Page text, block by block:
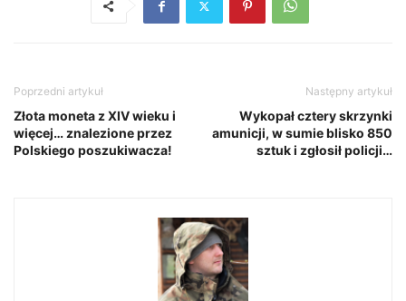
Poprzedni artykuł
Złota moneta z XIV wieku i
więcej… znalezione przez
Polskiego poszukiwacza!
Następny artykuł
Wykopał cztery skrzynki
amunicji, w sumie blisko 850
sztuk i zgłosił policji…